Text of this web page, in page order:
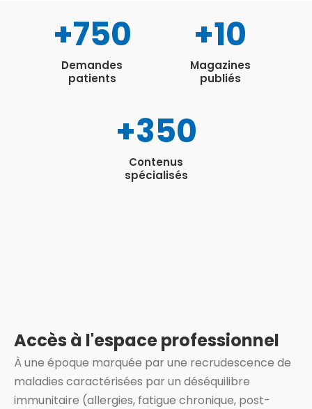
+750
Demandes
patients
+10
Magazines
publiés
+350
Contenus
spécialisés
Accès à l'espace professionnel
À une époque marquée par une recrudescence de
maladies caractérisées par un déséquilibre
immunitaire (allergies, fatigue chronique, post-